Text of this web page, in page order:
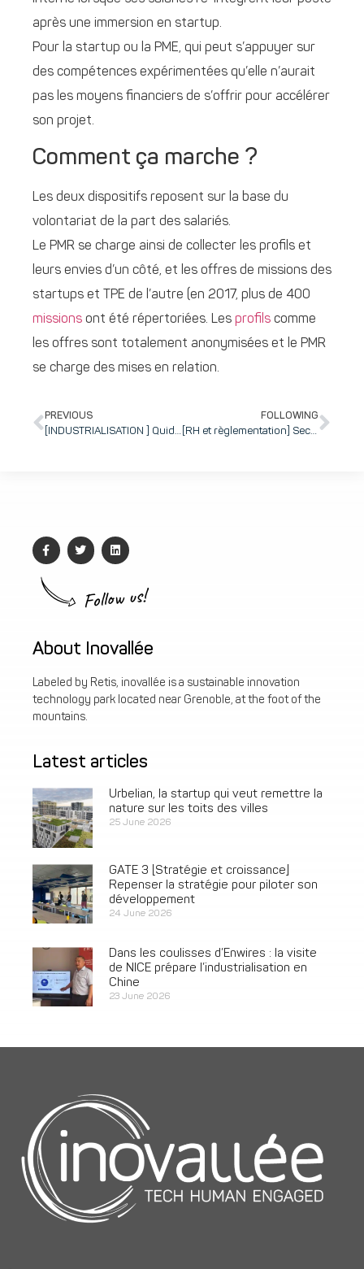
après une immersion en startup.
Pour la startup ou la PME, qui peut s’appuyer sur
des compétences expérimentées qu’elle n’aurait
pas les moyens financiers de s’offrir pour accélérer
son projet.
Comment ça marche ?
Les deux dispositifs reposent sur la base du
volontariat de la part des salariés.
Le PMR se charge ainsi de collecter les profils et
leurs envies d’un côté, et les offres de missions des
startups et TPE de l’autre (en 2017, plus de 400
missions ont été répertoriées. Les profils comme
les offres sont totalement anonymisées et le PMR
se charge des mises en relation.
PREVIOUS
[INDUSTRIALISATION ] Quid du logiciel ?
FOLLOWING
[RH et règlementation] Secourisme du travail, sécurité incendie, handicap : ce qu’impose la loi et ce qu’inovallée fait pour vous aider à respecter vos obligations
Follow us!
About Inovallée
Labeled by Retis, inovallée is a sustainable innovation
technology park located near Grenoble, at the foot of the
mountains.
Latest articles
Urbelian, la startup qui veut remettre la
nature sur les toits des villes
25 June 2026
GATE 3 [Stratégie et croissance]
Repenser la stratégie pour piloter son
développement
24 June 2026
Dans les coulisses d’Enwires : la visite
de NICE prépare l’industrialisation en
Chine
23 June 2026